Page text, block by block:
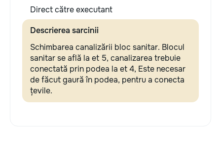
Direct către executant
Descrierea sarcinii
Schimbarea canalizării bloc sanitar. Blocul
sanitar se află la et 5, canalizarea trebuie
conectată prin podea la et 4, Este necesar
de făcut gaură în podea, pentru a conecta
țevile.